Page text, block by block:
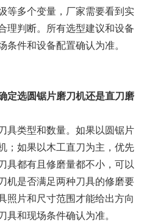
等多个变量，厂家需要看到实
理判断。所有选型建议和设备
条件和设备配置确认为准。
定选圆锯片磨刀机还是直刀磨
具类型和数量。如果以圆锯片
；如果以木工直刀为主，优先
具都有且修磨量都不小，可以
机是否满足两种刀具的修磨要
照片和尺寸范围才能给出方向
具和现场条件确认为准。